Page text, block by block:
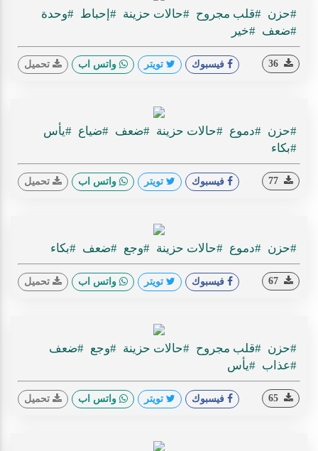
#حزن #قلب مجروح #حالات حزينة #إحباط #وحدة
#ضعف #خير
فيسبوك تويتر واتس اب تحميل
#حزن #دموع #حالات حزينة #ضعف #ضياع #يأس
#بكاء
فيسبوك تويتر واتس اب تحميل
#حزن #دموع #حالات حزينة #وجع #ضعف #بكاء
فيسبوك تويتر واتس اب تحميل
#حزن #قلب مجروح #حالات حزينة #وجع #ضعف
#عذاب #يأس
فيسبوك تويتر واتس اب تحميل